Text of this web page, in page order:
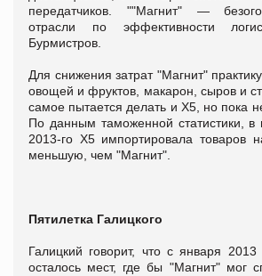
передатчиков. ""Магнит" —
отрасли по эффективности
Бурмистров.
Для снижения затрат "Магнит"
овощей и фруктов, макарон, сыров и
самое пытается делать и Х5, но пока
По данным таможенной статистики, в
2013-го Х5 импортировала товаров
меньшую, чем "Магнит".
Пятилетка Галицкого
Галицкий говорит, что с января
осталось мест, где бы "Магнит" мог